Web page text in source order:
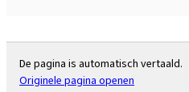
De pagina is automatisch vertaald.
Originele pagina openen